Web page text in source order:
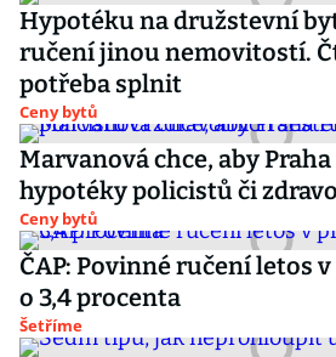
Hypotéku na družstevní
ručení jinou nemovitostí.
potřeba splnit
Ceny bytů
Marvanová chce, aby
hypotéky policistů či
Ceny bytů
ČAP: Povinné ručení letos
o 3,4 procenta
Šetříme